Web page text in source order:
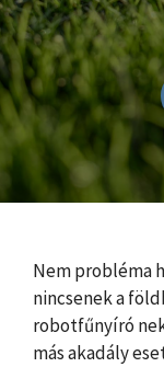
Nem probléma
nincsenek a
robotfűnyíró
más akadály